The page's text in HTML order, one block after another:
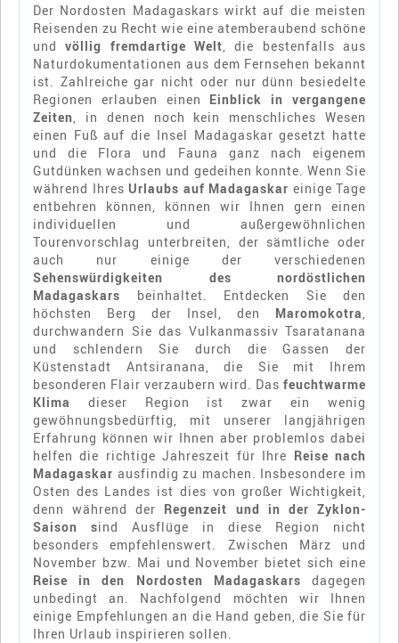
Der Nordosten Madagaskars wirkt auf die meisten
Reisenden zu Recht wie eine atemberaubend schöne
undvöllig fremdartige Welt , die bestenfalls aus
Naturdokumentationen aus dem Fernsehen bekannt
ist. Zahlreiche gar nicht oder nur dünn besiedelte
Regionen erlauben einen Einblick in vergangene
Zeiten , in denen noch kein menschliches Wesen
einen Fuß auf die Insel Madagaskar gesetzt hatte
und die Flora und Fauna ganz nach eigenem
Gutdünken wachsen und gedeihen konnte. Wenn Sie
während Ihres Urlaubs auf Madagaskar einige Tage
entbehren können, können wir Ihnen gern einen
individuellen und außergewöhnlichen
Tourenvorschlag unterbreiten, der sämtliche oder
auch nur einige der verschiedenen
Sehenswürdigkeiten des nordöstlichen
Madagaskars beinhaltet. Entdecken Sie den
höchsten Berg der Insel, den Maromokotra
durchwandern Sie das Vulkanmassiv Tsaratanana
und schlendern Sie durch die Gassen der
Küstenstadt Antsiranana, die Sie mit Ihrem
besonderen Flair verzaubern wird. Das feuchtwarme
Klima
dieser Region ist zwar ein wenig
gewöhnungsbedürftig, mit unserer langjährigen
Erfahrung können wir Ihnen aber problemlos dabei
helfen die richtige Jahreszeit für Ihre Reise nach
Madagaskar ausfindig zu machen. Insbesondere im
Osten des Landes ist dies von großer Wichtigkeit,
denn während der Regenzeit und in der Zyklon-
Saison sind Ausflüge in diese Region nicht
besonders empfehlenswert. Zwischen März und
November bzw. Mai und November bietet sich eine
Reise in den Nordosten Madagaskars dagegen
unbedingt an. Nachfolgend möchten wir Ihnen
einige Empfehlungen an die Hand geben, die Sie für
Ihren Urlaub inspirieren sollen.